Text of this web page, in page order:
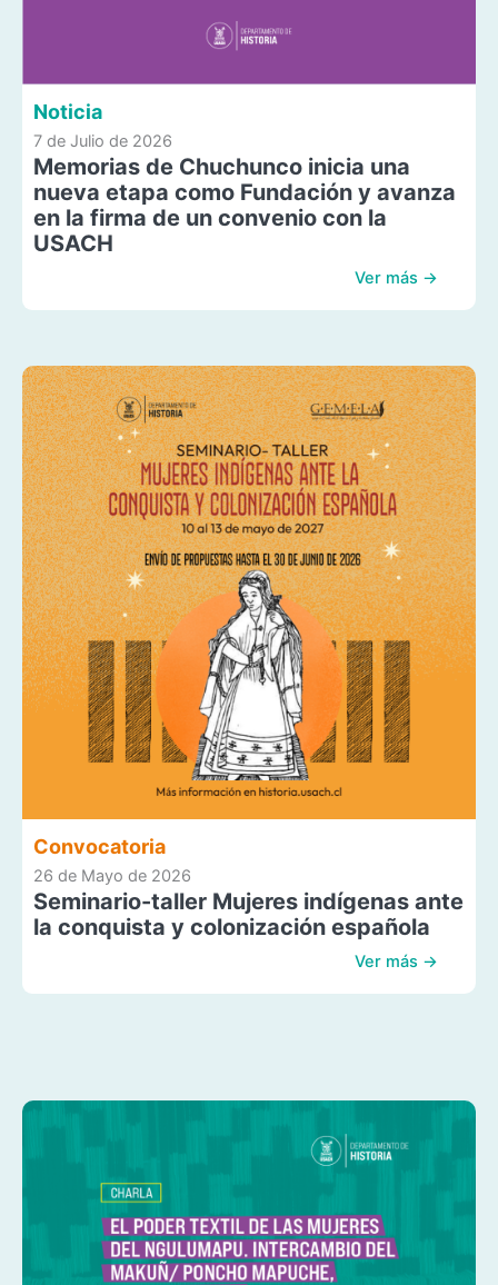
Noticia
7 de Julio de 2026
Memorias de Chuchunco inicia una
nueva etapa como Fundación y avanza
en la firma de un convenio con la
USACH
Ver más →
Convocatoria
26 de Mayo de 2026
Seminario-taller Mujeres indígenas ante
la conquista y colonización española
Ver más →